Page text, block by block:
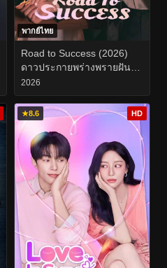
พากย์ไทย
Road to Success (2026)
ดาวประกายพร่างพรายฝัน
EP.1-32
2026
★8.6 HD